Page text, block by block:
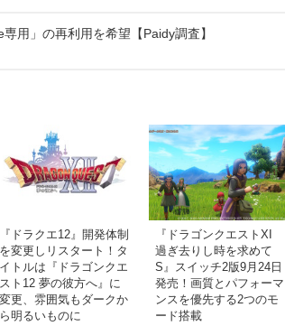
用」の再利用を希望【Paidy調査】
『ドラクエ12』開発体制
を変更しリスタート！タ
イトルは『ドラゴンクエ
スト12 夢の彼方へ』に
変更、雰囲気もダークか
ら明るいものに
『ドラゴンクエストXI
過ぎ去りし時を求めて
S』スイッチ2版9月24日
発売！画質とパフォーマ
ンスを優先する2つのモ
ード搭載